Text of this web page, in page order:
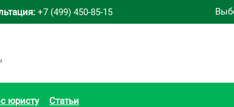
+7 (499) 450-85-15
юристу Статьи